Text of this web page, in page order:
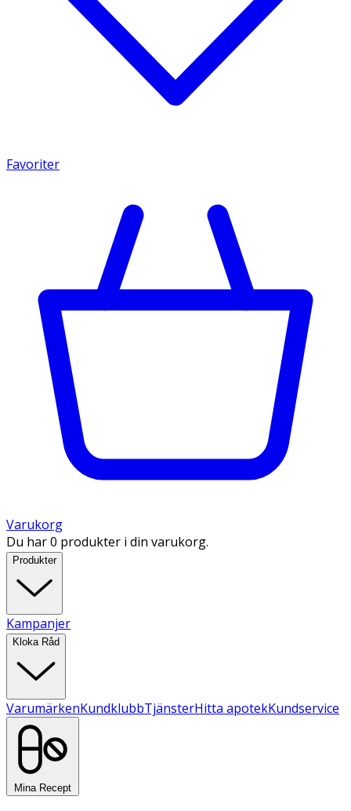
Favoriter
Varukorg
Du har 0 produkter i din varukorg.
Produkter
Kampanjer
Kloka Råd
VarumärkenKundklubbTjänsterHitta apotekKundservice
Mina Recept